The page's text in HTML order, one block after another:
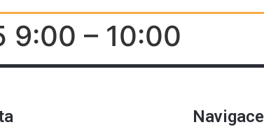
9:00 – 10:00
Navigace